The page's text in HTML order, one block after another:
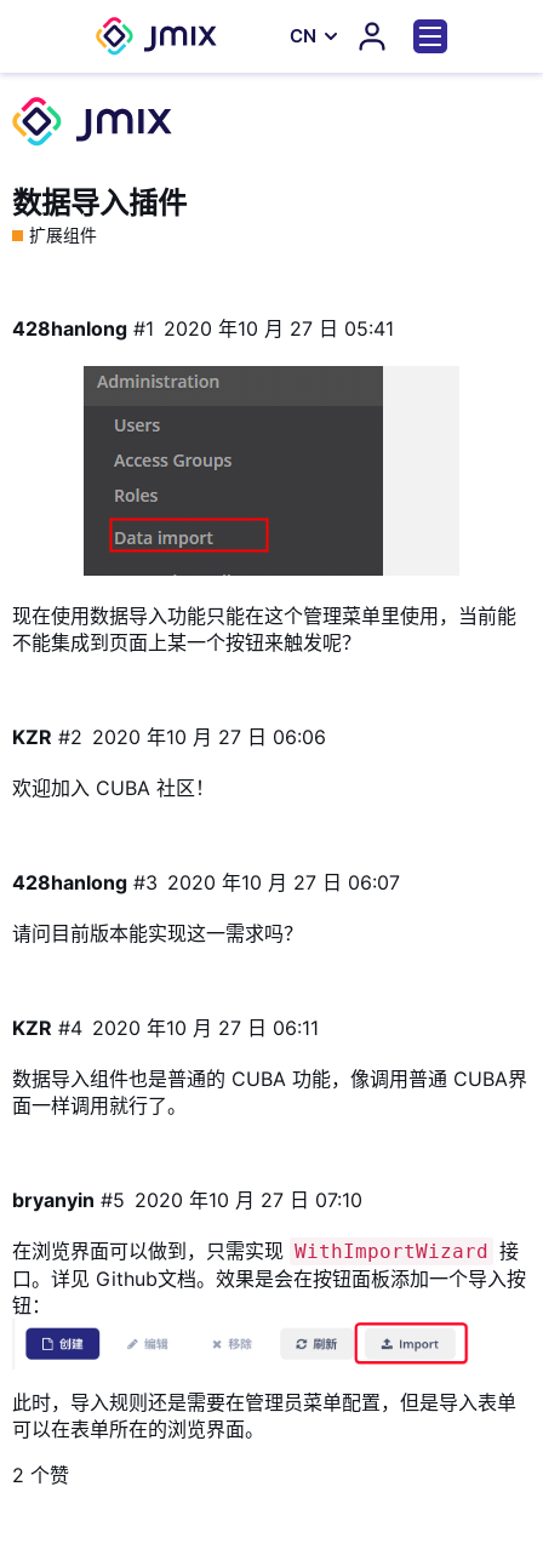
СN
数据导入插件
扩展组件
428hanlong 2020 年10 月 27 日 05:41
#1
现在使用数据导入功能只能在这个管理菜单里使用，当前能
不能集成到页面上某一个按钮来触发呢？
KZR 2020 年10 月 27 日 06:06
#2
欢迎加入 CUBA 社区！
428hanlong 2020 年10 月 27 日 06:07
#3
请问目前版本能实现这一需求吗？
KZR 2020 年10 月 27 日 06:11
#4
数据导入组件也是普通的 CUBA 功能，像调用普通 CUBA界
面一样调用就行了。
bryanyin 2020 年10 月 27 日 07:10
#5
在浏览界面可以做到，只需实现 WithImportWizard 接
口。详见 Github文档。效果是会在按钮面板添加一个导入按
钮：
此时，导入规则还是需要在管理员菜单配置，但是导入表单
可以在表单所在的浏览界面。
2 个赞